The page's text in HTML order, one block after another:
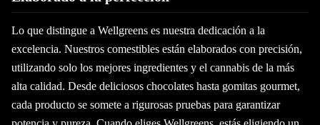
Lo que distingue a Wellgreens es nuestra dedicación a la
excelencia. Nuestros comestibles están elaborados con precisión,
utilizando solo los mejores ingredientes y el cannabis de la más
alta calidad. Desde deliciosos chocolates hasta gomitas gourmet,
cada producto se somete a rigurosas pruebas para garantizar